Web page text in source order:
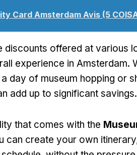
Card Amsterdam Avis (5
discounts offered at various
experience in Amsterdam.
day of museum hopping or
add up to significant savings.
that comes with the
can create your own itinerary